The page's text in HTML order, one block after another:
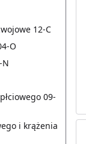
12-C
O
N
09-
i krążenia